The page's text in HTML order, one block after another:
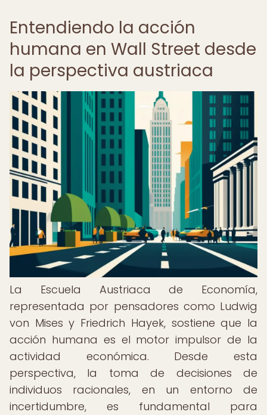
Entendiendo la acción
humana en Wall Street desde
la perspectiva austriaca
La Escuela Austriaca de Economía,
representada por pensadores como Ludwig
von Mises y Friedrich Hayek, sostiene que la
acción humana es el motor impulsor de la
actividad económica. Desde esta
perspectiva, la toma de decisiones de
individuos racionales, en un entorno de
incertidumbre, es fundamental para